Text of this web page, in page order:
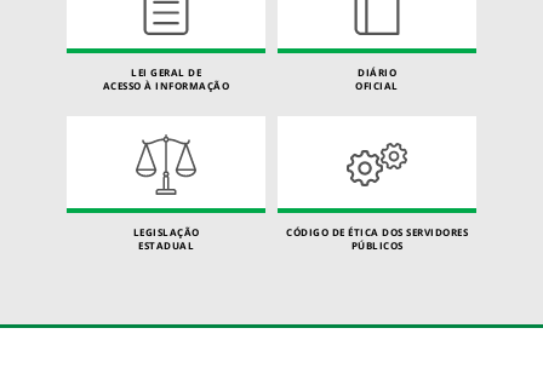
LEI GERAL DE
ACESSO À INFORMAÇÃO
DIÁRIO
OFICIAL
LEGISLAÇÃO
ESTADUAL
CÓDIGO DE ÉTICA DOS SERVIDORES
PÚBLICOS